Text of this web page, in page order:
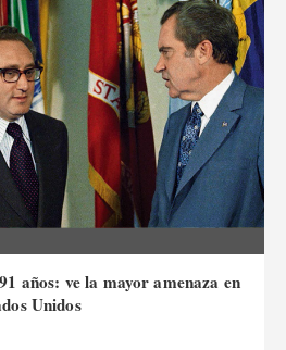
años: ve la mayor amenaza en
Unidos